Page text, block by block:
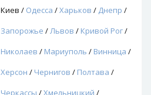
Киев / Одесса /Харьков / Днепр /
Запорожье /Львов / Кривой Рог/
Николаев / Мариуполь / Винница /
Херсон / Чернигов / Полтава /